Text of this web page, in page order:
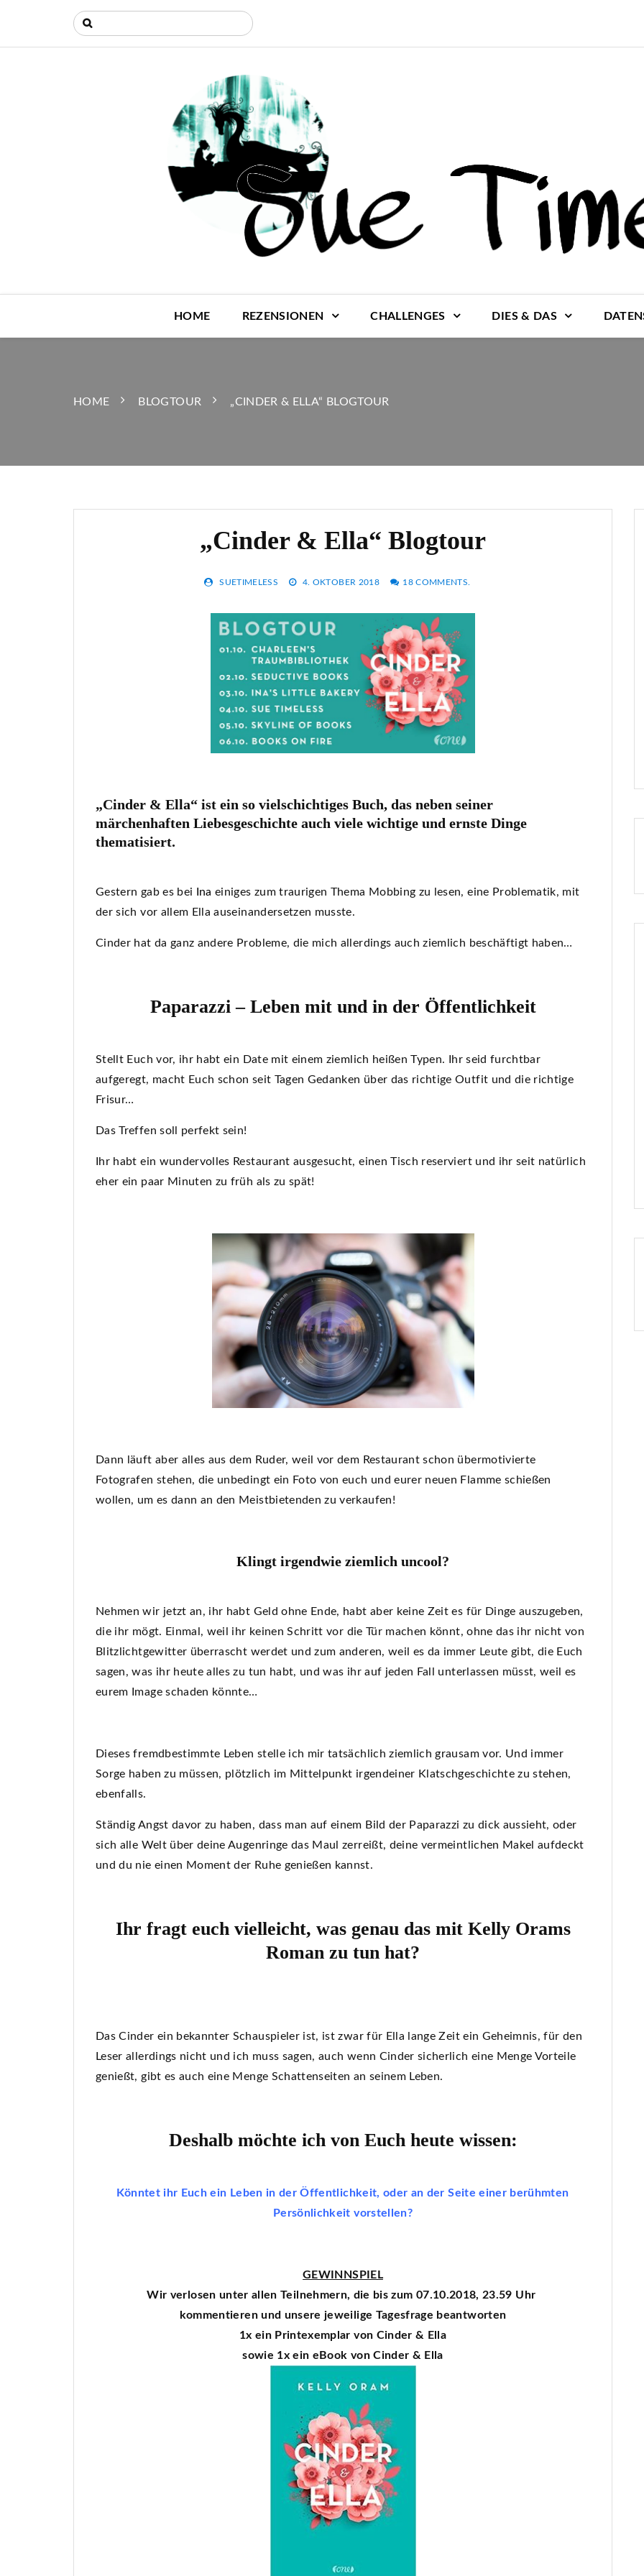
HOME REZENSIONEN CHALLENGES DIES & DAS
HOME BLOGTOUR „CINDER & ELLA“ BLOGTOUR
„Cinder & Ella“ Blogtour
SUETIMELESS 4. OKTOBER 2018 18 COMMENTS.
„Cinder & Ella“ ist ein so vielschichtiges Buch, das neben seiner
märchenhaften Liebesgeschichte auch viele wichtige und ernste Dinge
thematisiert.
Gestern gab es bei Ina einiges zum traurigen Thema Mobbing zu lesen, eine Problematik, mit
der sich vor allem Ella auseinandersetzen musste.
Cinder hat da ganz andere Probleme, die mich allerdings auch ziemlich beschäftigt haben…
Paparazzi – Leben mit und in der Öffentlichkeit
Stellt Euch vor, ihr habt ein Date mit einem ziemlich heißen Typen. Ihr seid furchtbar
aufgeregt, macht Euch schon seit Tagen Gedanken über das richtige Outfit und die richtige
Frisur…
Das Treffen soll perfekt sein!
Ihr habt ein wundervolles Restaurant ausgesucht, einen Tisch reserviert und ihr seit natürlich
eher ein paar Minuten zu früh als zu spät!
Dann läuft aber alles aus dem Ruder, weil vor dem Restaurant schon übermotivierte
Fotografen stehen, die unbedingt ein Foto von euch und eurer neuen Flamme schießen
wollen, um es dann an den Meistbietenden zu verkaufen!
Klingt irgendwie ziemlich uncool?
Nehmen wir jetzt an, ihr habt Geld ohne Ende, habt aber keine Zeit es für Dinge auszugeben,
die ihr mögt. Einmal, weil ihr keinen Schritt vor die Tür machen könnt, ohne das ihr nicht von
Blitzlichtgewitter überrascht werdet und zum anderen, weil es da immer Leute gibt, die Euch
sagen, was ihr heute alles zu tun habt, und was ihr auf jeden Fall unterlassen müsst, weil es
eurem Image schaden könnte…
Dieses fremdbestimmte Leben stelle ich mir tatsächlich ziemlich grausam vor. Und immer
Sorge haben zu müssen, plötzlich im Mittelpunkt irgendeiner Klatschgeschichte zu stehen,
ebenfalls.
Ständig Angst davor zu haben, dass man auf einem Bild der Paparazzi zu dick aussieht, oder
sich alle Welt über deine Augenringe das Maul zerreißt, deine vermeintlichen Makel aufdeckt
und du nie einen Moment der Ruhe genießen kannst.
Ihr fragt euch vielleicht, was genau das mit Kelly Orams
Roman zu tun hat?
Das Cinder ein bekannter Schauspieler ist, ist zwar für Ella lange Zeit ein Geheimnis, für den
Leser allerdings nicht und ich muss sagen, auch wenn Cinder sicherlich eine Menge Vorteile
genießt, gibt es auch eine Menge Schattenseiten an seinem Leben.
Deshalb möchte ich von Euch heute wissen:
Könntet ihr Euch ein Leben in der Öffentlichkeit, oder an der Seite einer berühmten
Persönlichkeit vorstellen?
GEWINNSPIEL
Wir verlosen unter allen Teilnehmern, die bis zum 07.10.2018, 23.59 Uhr
kommentieren und unsere jeweilige Tagesfrage beantworten
1x ein Printexemplar von Cinder & Ella
sowie 1x ein eBook von Cinder & Ella